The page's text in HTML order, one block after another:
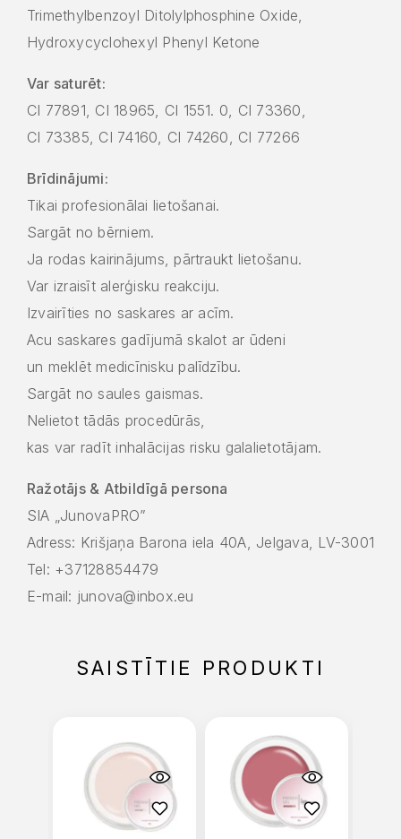
Trimethylbenzoyl Ditolylphosphine Oxide,
Hydroxycyclohexyl Phenyl Ketone
Var saturēt:
CI 77891, CI 18965, CI 1551. 0, CI 73360,
CI 73385, CI 74160, CI 74260, CI 77266
Brīdinājumi:
Tikai profesionālai lietošanai.
Sargāt no bērniem.
Ja rodas kairinājums, pārtraukt lietošanu.
Var izraisīt alerģisku reakciju.
Izvairīties no saskares ar acīm.
Acu saskares gadījumā skalot ar ūdeni
un meklēt medicīnisku palīdzību.
Sargāt no saules gaismas.
Nelietot tādās procedūrās,
kas var radīt inhalācijas risku galalietotājam.
Ražotājs & Atbildīgā persona
SIA „JunovaPRO”
Adress: Krišjaņa Barona iela 40A, Jelgava, LV-3001
Tel: +37128854479
E-mail: junova@inbox.eu
SAISTĪTIE PRODUKTI